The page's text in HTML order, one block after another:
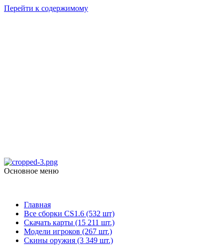
Перейти к содержимому
Основное меню
Главная
Все сборки CS1.6 (532 шт)
Скачать карты (15 211 шт.)
Модели игроков (267 шт.)
Скины оружия (3 349 шт.)